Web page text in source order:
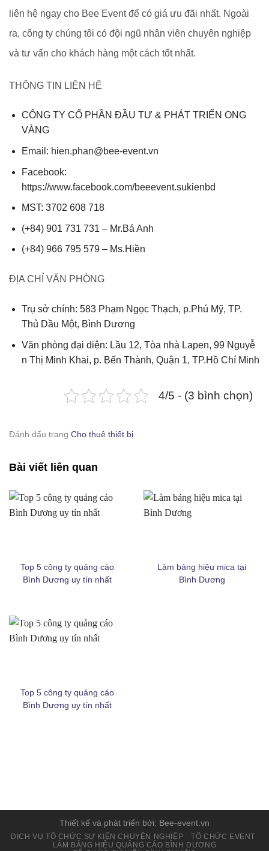
liên hệ ngay cho Bee Event để có giá ưu đãi nhất. Ngoài
ra, công ty chúng tôi có đội ngũ nhân viên chuyên nghiệp
và tư vấn cho khách hàng một cách tốt nhất.
THÔNG TIN LIÊN HỆ
CÔNG TY CỔ PHẦN ĐẦU TƯ & PHÁT TRIỂN ONG
VÀNG
Email: hien.phan@bee-event.vn
Facebook:
https://www.facebook.com/beeevent.sukienbd
MST: 3702 608 718
(+84) 901 731 731 – Mr.Bá Anh
(+84) 966 795 579 – Ms.Hiền
ĐỊA CHỈ VĂN PHÒNG
Trụ sở chính: 583 Phạm Ngọc Thạch, p.Phú Mỹ, TP.
Thủ Dầu Một, Bình Dương
Văn phòng đại diện: Lầ​u 12, Tòa​ nhà​ Lapen, 99 Nguyễ​
n Thị​ Minh Khai, p. Bế​n Thà​nh, Quậ​n 1, TP.Hồ​ Chí​ Minh
4/5 - (3 bình chọn)
Đánh dấu trang Cho thuê thiết bị
Bài viết liên quan
Top 5 công ty quảng cáo
Bình Dương uy tín nhất
Làm bảng hiệu mica tại
Bình Dương
Top 5 công ty quảng cáo
Bình Dương uy tín nhất
Thiết kế và phát triển bởi: Bee-event.vn
DỊCH VỤ TỔ CHỨC SỰ KIỆN CHUYÊN NGHIỆP
TỔ CHỨC EVENT
LÀM BẢNG HIỆU QUẢNG CÁO BÌNH DƯƠNG